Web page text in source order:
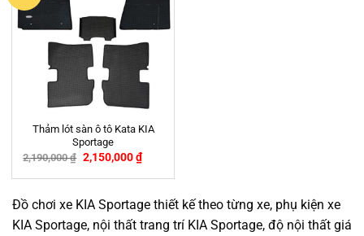
Thảm lót sàn ô tô Kata KIA
Sportage
2,190,000₫ 2,150,000₫
Đồ chơi xe KIA Sportage thiết kế theo từng xe, phụ kiện xe
KIA Sportage, nội thất trang trí KIA Sportage, độ nội thất giá